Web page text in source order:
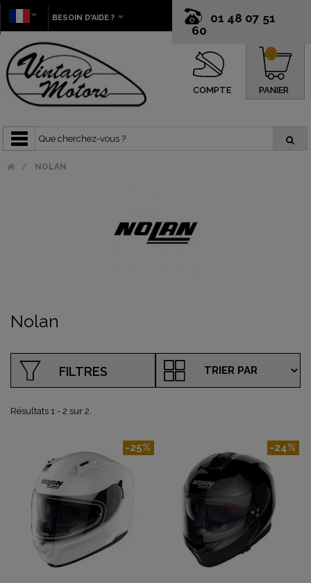
01 48 07 51
60
BESOIN D'AIDE ?
COMPTE PANIER
0
NOLAN
Nolan
FILTRES
Résultats 1 - 2 sur 2.
-25% -24%